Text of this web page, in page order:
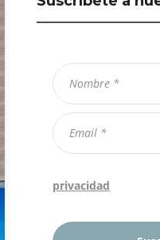
privacidad